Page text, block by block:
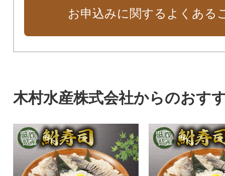
お申込みに関するよくある
木村水産株式会社からのおす